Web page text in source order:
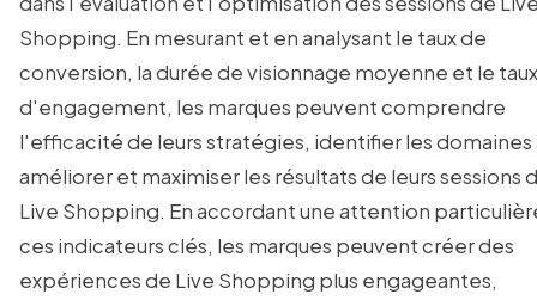
Shopping. En mesurant et en analysant le taux de
conversion, la durée de visionnage moyenne et le taux
d'engagement, les marques peuvent comprendre
l'efficacité de leurs stratégies, identifier les domaines
améliorer et maximiser les résultats de leurs sessions
Live Shopping. En accordant une attention
ces indicateurs clés, les marques peuvent créer des
expériences de Live Shopping plus engageantes,